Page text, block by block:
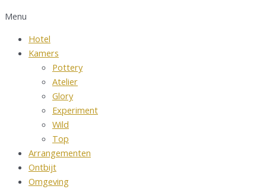
Menu
Hotel
Kamers
Pottery
Atelier
Glory
Experiment
Wild
Top
Arrangementen
Ontbijt
Omgeving